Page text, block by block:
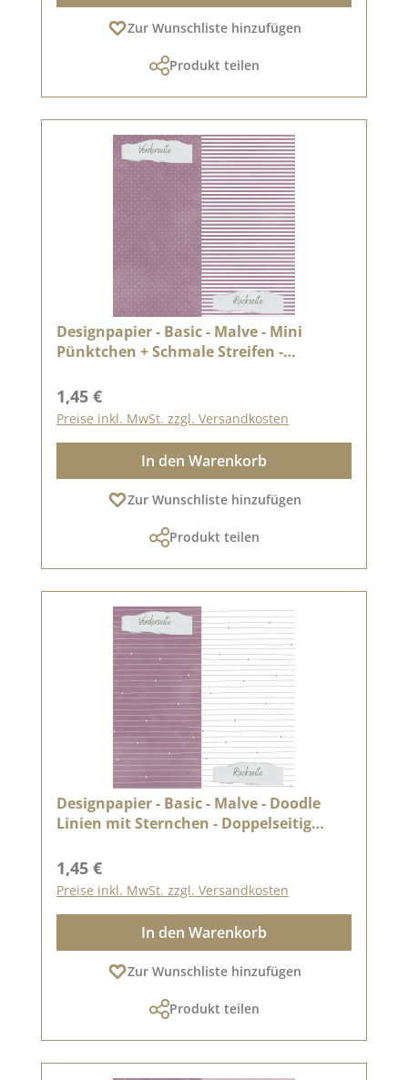
Zur Wunschliste hinzufügen
Produkt teilen
Designpapier - Basic - Malve - Mini
Pünktchen + Schmale Streifen -
Regulärer Preis:
1,45 €
Preise inkl. MwSt. zzgl. Versandkosten
In den Warenkorb
Zur Wunschliste hinzufügen
Produkt teilen
Designpapier - Basic - Malve - Doodle
Linien mit Sternchen - Doppelseitig
Regulärer Preis:
1,45 €
Preise inkl. MwSt. zzgl. Versandkosten
In den Warenkorb
Zur Wunschliste hinzufügen
Produkt teilen